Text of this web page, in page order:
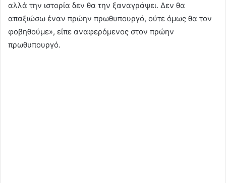
αλλά την ιστορία δεν θα την ξαναγράψει. Δεν θα
απαξιώσω έναν πρώην πρωθυπουργό, ούτε όμως θα τον
φοβηθούμε», είπε αναφερόμενος στον πρώην
πρωθυπουργό.